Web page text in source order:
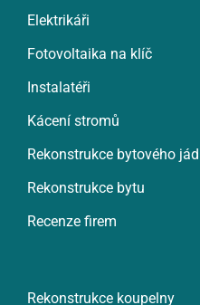
Elektrikáři
Fotovoltaika na klíč
Instalatéři
Kácení stromů
Rekonstrukce bytového
Rekonstrukce bytu
Recenze firem
Rekonstrukce koupelny